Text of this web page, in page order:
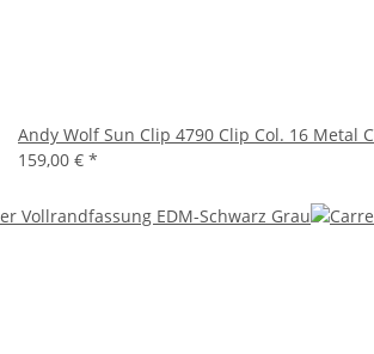
Andy Wolf Sun Clip 4790 Clip Col. 16 Metal
159,00 € *